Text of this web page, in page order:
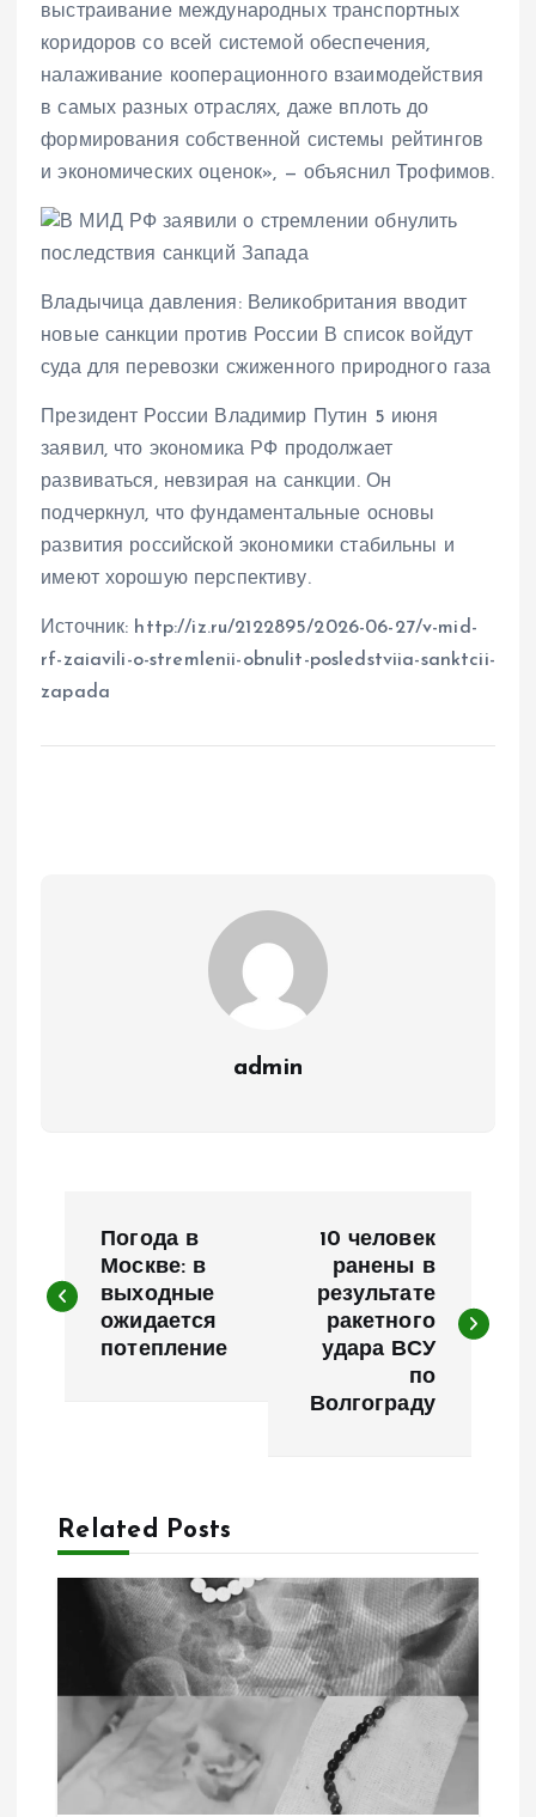
выстраивание международных транспортных
коридоров со всей системой обеспечения,
налаживание кооперационного взаимодействия
в самых разных отраслях, даже вплоть до
формирования собственной системы рейтингов
и экономических оценок», — объяснил Трофимов.
Владычица давления: Великобритания вводит
новые санкции против России В список войдут
суда для перевозки сжиженного природного газа
Президент России Владимир Путин 5 июня
заявил, что экономика РФ продолжает
развиваться, невзирая на санкции. Он
подчеркнул, что фундаментальные основы
развития российской экономики стабильны и
имеют хорошую перспективу.
Источник: http://iz.ru/2122895/2026-06-27/v-mid-
rf-zaiavili-o-stremlenii-obnulit-posledstviia-sanktcii-
zapada
admin
а
а
ц
я
о
Погода в
Москве: в
выходные
ожидается
потепление
10 человек
ранены в
результате
ракетного
удара ВСУ
по
Волгограду
Related Posts